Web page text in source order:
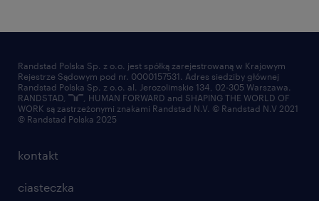
Randstad Polska Sp. z o.o. jest spółką zarejestrowaną w Krajowym
Rejestrze Sądowym pod nr. 0000157531. Adres siedziby głównej
Randstad Polska Sp. z o.o. al. Jerozolimskie 134, 02-305 Warszawa.
RANDSTAD,
, HUMAN FORWARD and SHAPING THE WORLD OF
WORK są zastrzeżonymi znakami Randstad N.V. © Randstad N.V 2021
© Randstad Polska 2025
kontakt
ciasteczka